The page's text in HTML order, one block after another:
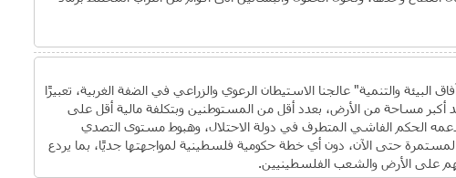
والتنمية" عالجنا الاستيطان الرعوي والزراعي في الضفة الغربية، تعبيرًا
مساحة من الأرض، بعدد أقل من المستوطنين وبتكلفة مالية أقل على
الحكم الفاشي المتطرف في دولة الاحتلال، وهبوط مستوى التصدي
حتى الآن، دون أي خطة حكومية فلسطينية لمواجهتها جديًا، بما يردع
على الأرض والشعب الفلسطينيين.